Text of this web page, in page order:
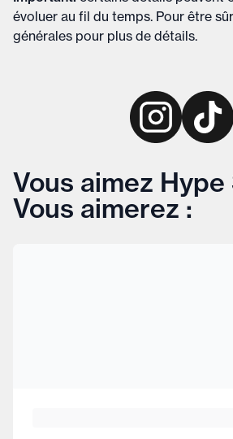
évoluer au fil du temps. Pour être sûr
générales pour plus de détails.
Vous aimez
Vous aimerez :